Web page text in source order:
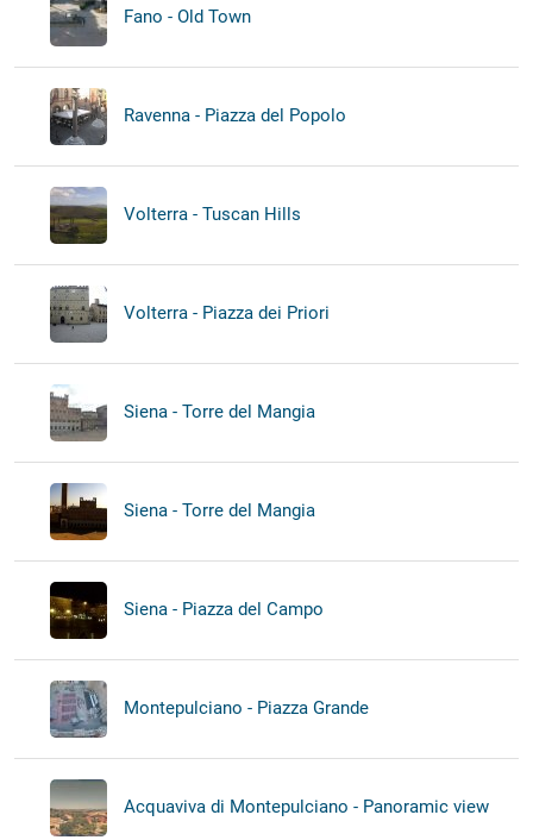
Fano - Old Town
Ravenna - Piazza del Popolo
Volterra - Tuscan Hills
Volterra - Piazza dei Priori
Siena - Torre del Mangia
Siena - Torre del Mangia
Siena - Piazza del Campo
Montepulciano - Piazza Grande
Acquaviva di Montepulciano - Panoramic view